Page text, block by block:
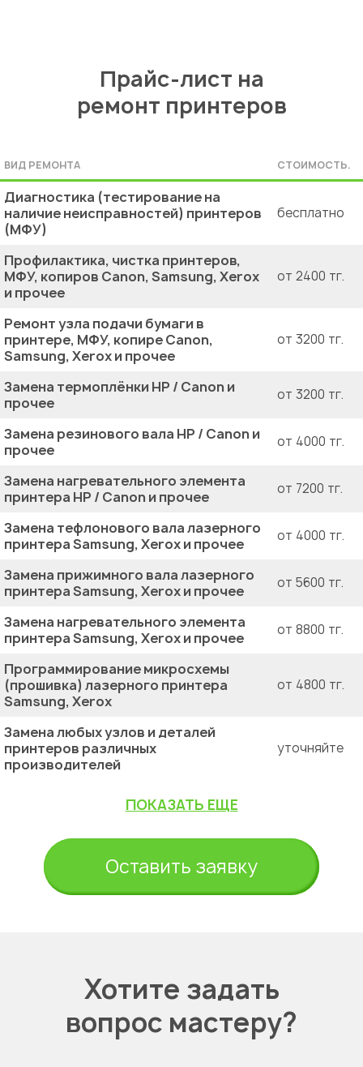
Прайс-лист на
ремонт принтеров
ВИД РЕМОНТА СТОИМОСТЬ.
Диагностика (тестирование на
наличие неисправностей) принтеров
(МФУ)
бесплатно
Профилактика, чистка принтеров,
МФУ, копиров Canon, Samsung, Xerox
и прочее
от 2400 тг.
Ремонт узла подачи бумаги в
принтере, МФУ, копире Canon,
Samsung, Xerox и прочее
от 3200 тг.
Замена термоплёнки HP / Canon и
прочее
от 3200 тг.
Замена резинового вала HP / Canon и
прочее
от 4000 тг.
Замена нагревательного элемента
принтера HP / Canon и прочее
от 7200 тг.
Замена тефлонового вала лазерного
принтера Samsung, Xerox и прочее
от 4000 тг.
Замена прижимного вала лазерного
принтера Samsung, Xerox и прочее
от 5600 тг.
Замена нагревательного элемента
принтера Samsung, Xerox и прочее
от 8800 тг.
Программирование микросхемы
(прошивка) лазерного принтера
Samsung, Xerox
от 4800 тг.
Замена любых узлов и деталей
принтеров различных
производителей
уточняйте
ПОКАЗАТЬ ЕЩЕ
Оставить заявку
Хотите задать
вопрос мастеру?